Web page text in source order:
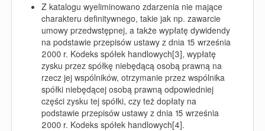
Z katalogu wyeliminowano zdarzenia nie mające
charakteru definitywnego, takie jak np. zawarcie
umowy przedwstępnej, a także wypłatę dywidendy
na podstawie przepisów ustawy z dnia 15 września
2000 r. Kodeks spółek handlowych[3], wypłatę
zysku przez spółkę niebędącą osobą prawną na
rzecz jej wspólników, otrzymanie przez wspólnika
spółki niebędącej osobą prawną odpowiedniej
części zysku tej spółki, czy też dopłaty na
podstawie przepisów ustawy z dnia 15 września
2000 r. Kodeks spółek handlowych[4].